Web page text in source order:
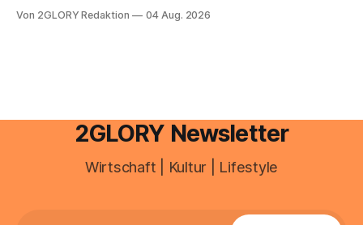
besitzt, loggt sich heute über das Vodafone E-Mail & Cloud
Von 2GLORY Redaktion 04 Aug. 2026
2GLORY Newsletter
Wirtschaft | Kultur | Lifestyle